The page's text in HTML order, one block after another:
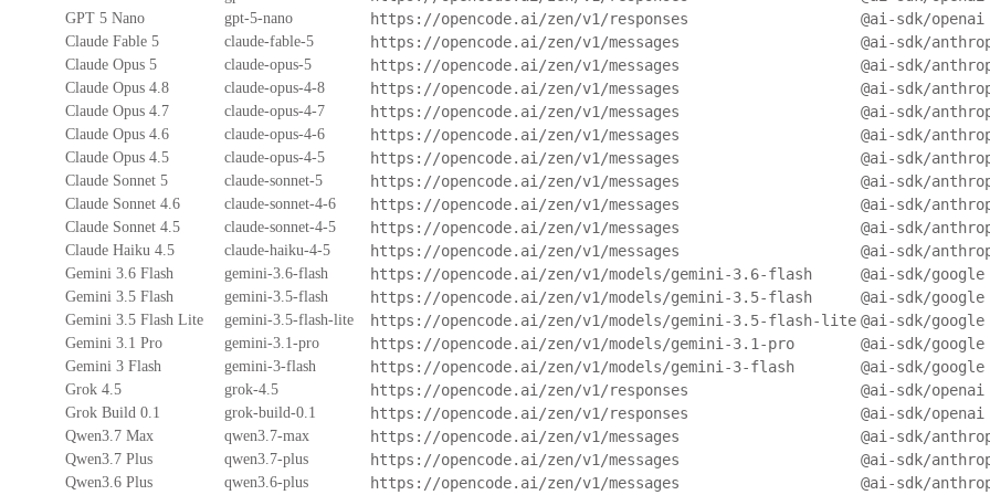
GPT 5 Nano gpt-5-nano https://opencode.ai/zen/v1/responses @ai-sdk/openai
Claude Fable 5 claude-fable-5 https://opencode.ai/zen/v1/messages @ai-sdk/
Claude Opus 5 claude-opus-5 https://opencode.ai/zen/v1/messages @ai-sdk/
Claude Opus 4.8 claude-opus-4-8 https://opencode.ai/zen/v1/messages @ai-sdk/
Claude Opus 4.7 claude-opus-4-7 https://opencode.ai/zen/v1/messages @ai-sdk/
Claude Opus 4.6 claude-opus-4-6 https://opencode.ai/zen/v1/messages @ai-sdk/
Claude Opus 4.5 claude-opus-4-5 https://opencode.ai/zen/v1/messages @ai-sdk/
Claude Sonnet 5 claude-sonnet-5 https://opencode.ai/zen/v1/messages @ai-sdk/
Claude Sonnet 4.6 claude-sonnet-4-6 https://opencode.ai/zen/v1/messages @ai-sdk/
Claude Sonnet 4.5 claude-sonnet-4-5 https://opencode.ai/zen/v1/messages @ai-sdk/
Claude Haiku 4.5 claude-haiku-4-5 https://opencode.ai/zen/v1/messages @ai-sdk/
Gemini 3.6 Flash gemini-3.6-flash https://opencode.ai/zen/v1/models/gemini-3.6-flash @ai-sdk/google
Gemini 3.5 Flash gemini-3.5-flash https://opencode.ai/zen/v1/models/gemini-3.5-flash @ai-sdk/google
Gemini 3.5 Flash Lite gemini-3.5-flash-lite https://opencode.ai/zen/v1/models/gemini-3.5-flash-lite @ai-sdk/google
Gemini 3.1 Pro gemini-3.1-pro https://opencode.ai/zen/v1/models/gemini-3.1-pro @ai-sdk/google
Gemini 3 Flash gemini-3-flash https://opencode.ai/zen/v1/models/gemini-3-flash @ai-sdk/google
Grok 4.5 grok-4.5 https://opencode.ai/zen/v1/responses @ai-sdk/openai
Grok Build 0.1 grok-build-0.1 https://opencode.ai/zen/v1/responses @ai-sdk/openai
Qwen3.7 Max qwen3.7-max https://opencode.ai/zen/v1/messages @ai-sdk/
Qwen3.7 Plus qwen3.7-plus https://opencode.ai/zen/v1/messages @ai-sdk/
Qwen3.6 Plus qwen3.6-plus https://opencode.ai/zen/v1/messages @ai-sdk/